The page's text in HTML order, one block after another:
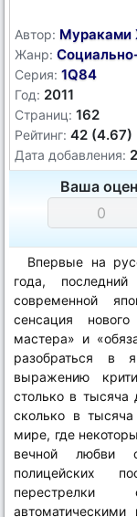
Автор: Мураками
Жанр:
Серия: 1Q84
Год: 2011
Страниц: 162
Рейтинг: 42 (4.67)
Дата добавления:
Ваша
Впервые на
года,
современной
сенсация
мастера» и
разобраться в
выражению
столько в тысяча
сколько в тысяча
мире, где
вечной любви
полицейских
перестрелки
автоматическими